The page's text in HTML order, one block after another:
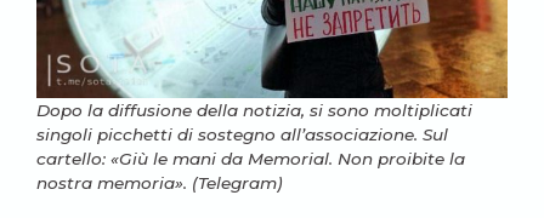
Dopo la diffusione della notizia, si sono moltiplicati
singoli picchetti di sostegno all’associazione. Sul
cartello: «Giù le mani da Memorial. Non proibite la
nostra memoria». (Telegram)